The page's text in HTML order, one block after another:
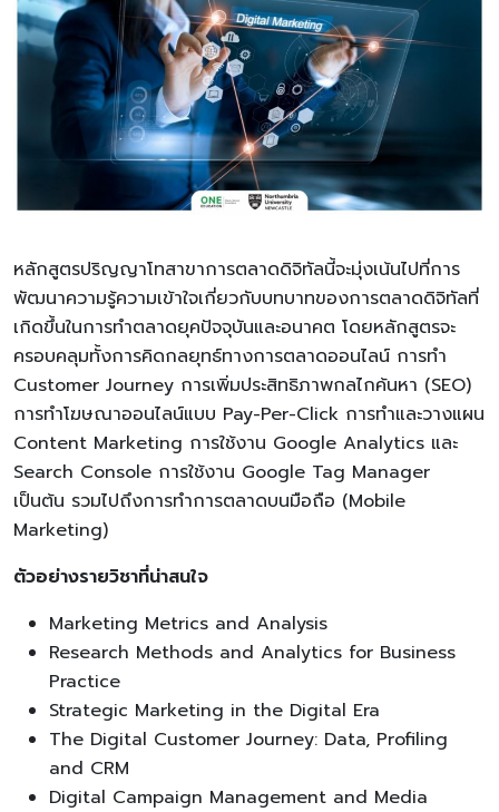
หลักสูตรปริญญาโทสาขาการตลาดดิจิทัลนี้จะมุ่งเน้นไปที่การ
พัฒนาความรู้ความเข้าใจเกี่ยวกับบทบาทของการตลาดดิจิทัลที่
เกิดขึ้นในการทำตลาดยุคปัจจุบันและอนาคต โดยหลักสูตรจะ
ครอบคลุมทั้งการคิดกลยุทธ์ทางการตลาดออนไลน์ การทำ
Customer Journey การเพิ่มประสิทธิภาพกลไกค้นหา (SEO)
การทำโฆษณาออนไลน์แบบ Pay-Per-Click การทำและวางแผน
Content Marketing การใช้งาน Google Analytics และ
Search Console การใช้งาน Google Tag Manager
เป็นต้น รวมไปถึงการทำการตลาดบนมือถือ (Mobile
Marketing)
ตัวอย่างรายวิชาที่น่าสนใจ
Marketing Metrics and Analysis
Research Methods and Analytics for Business
Practice
Strategic Marketing in the Digital Era
The Digital Customer Journey: Data, Profiling
and CRM
Digital Campaign Management and Media